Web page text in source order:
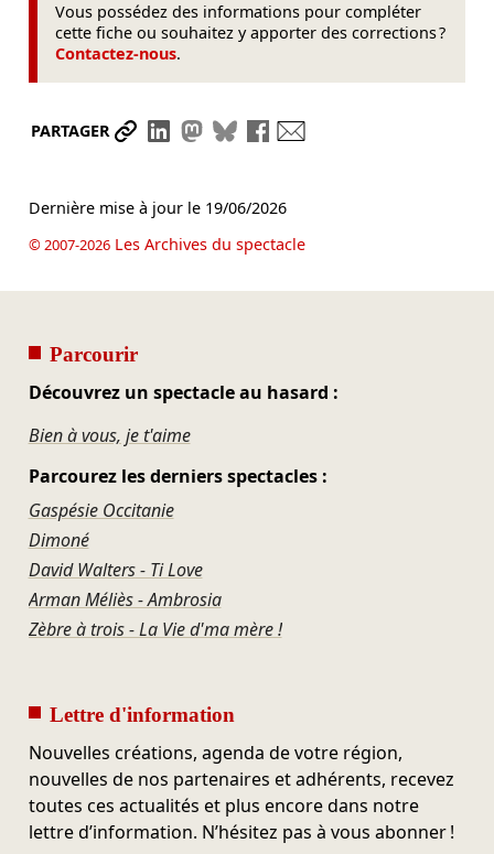
Vous possédez des informations pour compléter
cette fiche ou souhaitez y apporter des corrections ?
Contactez-nous.
PARTAGER Partager le lien
Partager sur LinkedIn
Partager sur Mastodon
Partager sur Bluesky
Partager sur Facebook
Dernière mise à jour le 19/06/2026
© 2007-2026Les Archives du spectacle
Parcourir
Découvrez un spectacle au hasard :
Bien à vous, je t'aime
Parcourez les derniers spectacles :
Gaspésie Occitanie
Dimoné
David Walters - Ti Love
Arman Méliès - Ambrosia
Zèbre à trois - La Vie d'ma mère !
Lettre d'information
Nouvelles créations, agenda de votre région,
nouvelles de nos partenaires et adhérents, recevez
toutes ces actualités et plus encore dans notre
lettre d’information. N’hésitez pas à vous abonner !